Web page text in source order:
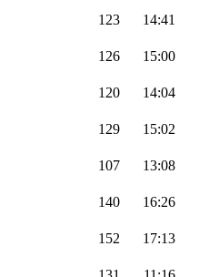
123
14:41
126
15:00
120
14:04
129
15:02
107
13:08
140
16:26
152
17:13